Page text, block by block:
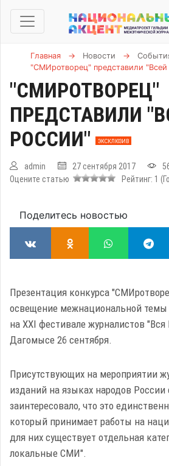
Главная → Новости →
"СМИротворец" представили
"СМИРОТВОРЕЦ"
ПРЕДСТАВИЛИ
РОССИИ"
ЭКСКЛЮЗИВ
admin 27 сентября 2017
Оцените статью
Рейтинг: 1
Поделитесь новостью
Презентация конкурса
освещение межнациональной
на XXI фестивале журналистов "Вся
Дагомысе 26 сентября.
Присутствующих на мероприятии
изданий на языках народов России
заинтересовало, что это
который принимает работы на
для них существует отдельная
локальные СМИ".